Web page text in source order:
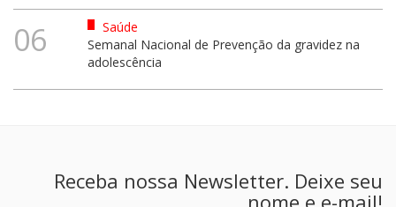
06
Saúde
Semanal Nacional de Prevenção da gravidez na
adolescência
Receba nossa Newsletter. Deixe seu
nome e e-mail!